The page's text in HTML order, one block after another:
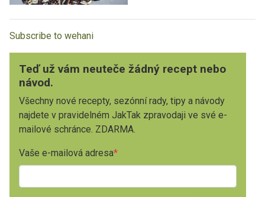
Subscribe to wehani
Teď už vám neuteče žádný recept nebo
návod.
Všechny nové recepty, sezónní rady, tipy a návody
najdete v pravidelném JakTak zpravodaji ve své e-
mailové schránce. ZDARMA.
Vaše e-mailová adresa